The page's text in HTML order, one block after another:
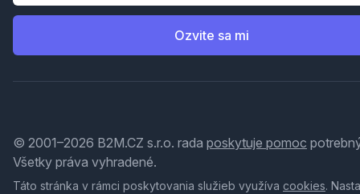
Ozvite sa mi
© 2001–2026 B2M.CZ s.r.o. rada poskytuje pomoc
Všetky práva vyhradené.
Táto stránka v rámci poskytovania služieb využíva cookies.